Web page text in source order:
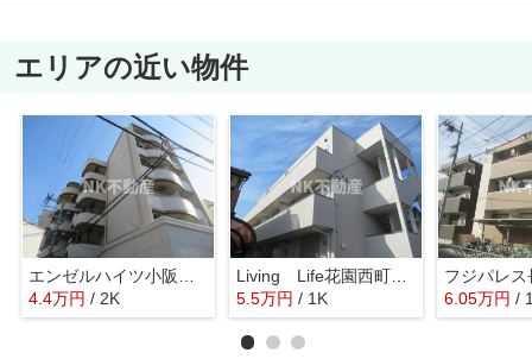
エリアの近い物件
エンゼルハイツ小阪本町（河内小阪賃貸）
4.4万円 / 2K
Living Life花園西町（リビングライフ花園西町）（河内花園賃貸）
5.5万円 / 1K 6.05万円 /